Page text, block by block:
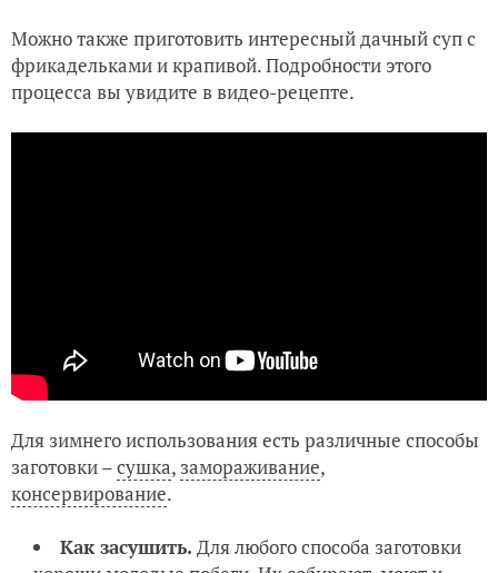
Можно также приготовить интересный дачный суп с
фрикадельками и крапивой. Подробности этого
процесса вы увидите в видео-рецепте.
Для зимнего использования есть различные способы
заготовки –сушка, замораживание,
консервирование.
Как засушить. Для любого способа заготовки